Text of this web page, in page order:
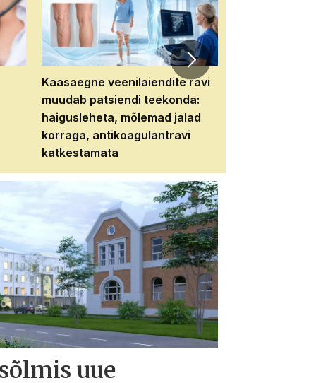
Kaasaegne veenilaiendite ravi
muudab patsiendi teekonda:
haigusleheta, mõlemad jalad
korraga, antikoagulantravi
katkestamata
uue